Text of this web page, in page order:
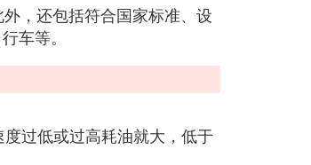
，还包括符合国家标准、设
车等。
过低或过高耗油就大，低于